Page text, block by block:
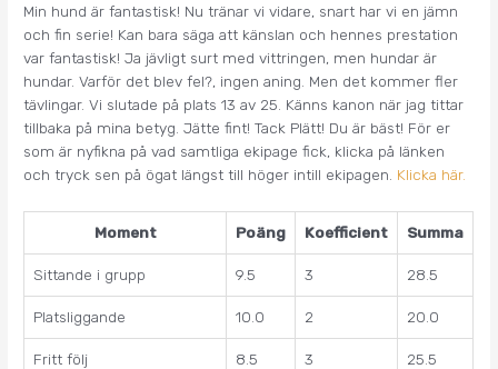
Min hund är fantastisk! Nu tränar vi vidare, snart har vi en jämn
och fin serie! Kan bara säga att känslan och hennes prestation
var fantastisk! Ja jävligt surt med vittringen, men hundar är
hundar. Varför det blev fel?, ingen aning. Men det kommer fler
tävlingar. Vi slutade på plats 13 av 25. Känns kanon när jag tittar
tillbaka på mina betyg. Jätte fint! Tack Plätt! Du är bäst! För er
som är nyfikna på vad samtliga ekipage fick, klicka på länken
och tryck sen på ögat längst till höger intill ekipagen. Klicka här.
Moment Poäng Koefficient Summa
Sittande i grupp 9.5 3 28.5
Platsliggande 10.0 2 20.0
Fritt följ 8.5 3 25.5